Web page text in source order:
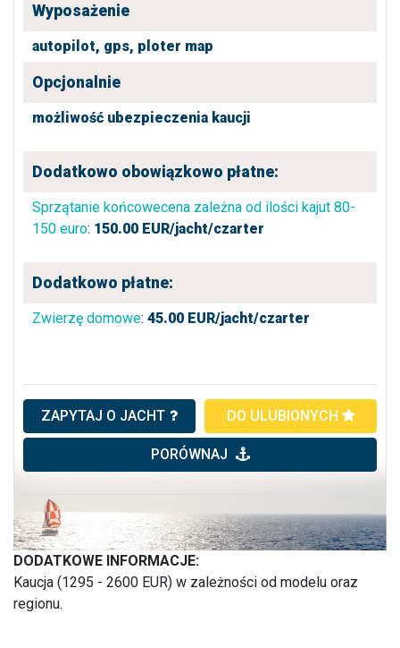
Wyposażenie
autopilot, gps, ploter map
Opcjonalnie
możliwość ubezpieczenia kaucji
Dodatkowo obowiązkowo płatne:
Sprzątanie końcowecena zależna od ilości kajut 80-
150 euro: 150.00 EUR/jacht/czarter
Dodatkowo płatne:
Zwierzę domowe: 45.00 EUR/jacht/czarter
ZAPYTAJ O JACHT DO ULUBIONYCH
PORÓWNAJ
DODATKOWE INFORMACJE:
Kaucja (1295 - 2600 EUR) w zależności od modelu oraz
regionu.